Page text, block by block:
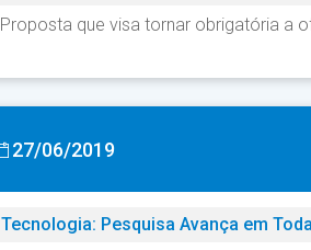
Proposta que visa tornar obrigatória a
27/06/2019
Tecnologia: Pesquisa Avança em